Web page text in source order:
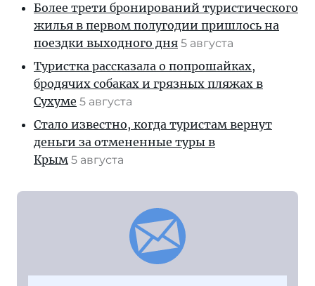
Более трети бронирований туристического
жилья в первом полугодии пришлось на
поездки выходного дня 5 августа
Туристка рассказала о попрошайках,
бродячих собаках и грязных пляжах в
Сухуме 5 августа
Стало известно, когда туристам вернут
деньги за отмененные туры в
Крым 5 августа